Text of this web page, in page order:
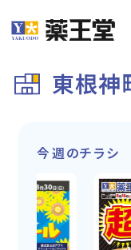
東根神
今週のチラシ